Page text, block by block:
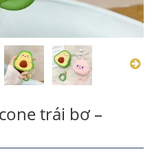
trái bơ –